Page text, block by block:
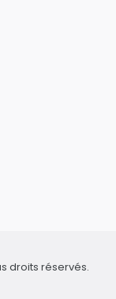
droits réservés.